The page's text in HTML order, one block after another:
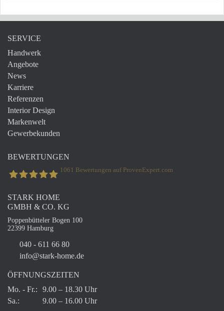
SERVICE
Handwerk
Angebote
News
Karriere
Referenzen
Interior Design
Markenwelt
Gewerbekunden
BEWERTUNGEN
STARK Home GmbH & Co. Kg
1061 Bewertungen auf ProvenExpert.com
STARK HOME
GMBH & CO. KG
Poppenbütteler Bogen 100
22399 Hamburg
040 - 611 66 80
info@stark-home.de
ÖFFNUNGSZEITEN
Mo. - Fr.:
9.00 – 18.30 Uhr
Sa.:
9.00 – 16.00 Uhr